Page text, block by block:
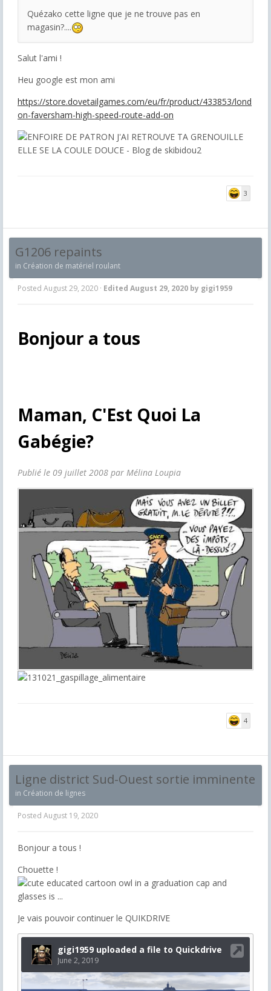
Quézako cette ligne que je ne trouve pas en
magasin?....
Salut l'ami !
Heu google est mon ami
https://store.dovetailgames.com/eu/fr/product/433853/lond
on-faversham-high-speed-route-add-on
3
G1206 repaints
in Création de matériel roulant
Posted August 29, 2020 · Edited August 29, 2020 by gigi1959
Bonjour a tous
Maman, C'Est Quoi La
Gabégie?
Publié le 09 juillet 2008 par Mélina Loupia
4
Ligne district Sud-Ouest sortie imminente
in Création de lignes
Posted August 19, 2020
Bonjour a tous !
Chouette !
Je vais pouvoir continuer le QUIKDRIVE